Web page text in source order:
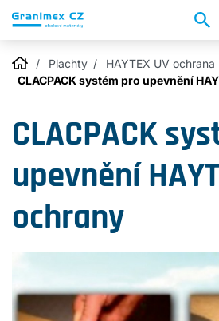
Plachty
HAYTEX UV
CLACPACK systém pro upevnění
CLACPACK
upevnění
ochrany